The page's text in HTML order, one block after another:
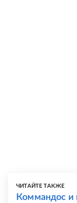
ЧИТАЙТЕ ТАКЖЕ
Коммандос и